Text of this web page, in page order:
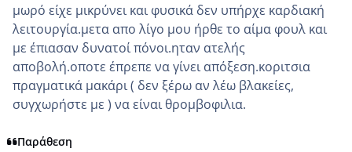
μωρό είχε μικρύνει και φυσικά δεν υπήρχε καρδιακή
λειτουργία.μετα απο λίγο μου ήρθε το αίμα φουλ και
με έπιασαν δυνατοί πόνοι.ηταν ατελής
αποβολή.οποτε έπρεπε να γίνει απόξεση.κοριτσια
πραγματικά μακάρι ( δεν ξέρω αν λέω βλακείες,
συγχωρήστε με ) να είναι θρομβοφιλια.
Παράθεση